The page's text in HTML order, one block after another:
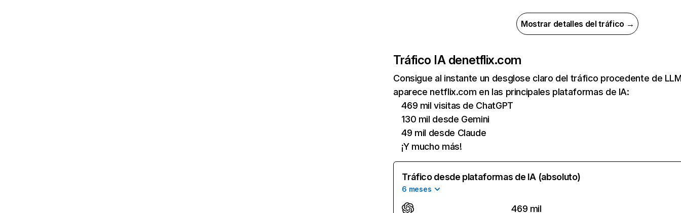
Mostrar detalles del tráfico →
Tráfico IA denetflix.com
Consigue al instante un desglose claro del tráfico procedente de
aparece netflix.com en las principales plataformas de IA:
469 mil visitas de ChatGPT
130 mil desde Gemini
49 mil desde Claude
¡Y mucho más!
Tráfico desde plataformas de IA (absoluto)
6 meses
469 mil